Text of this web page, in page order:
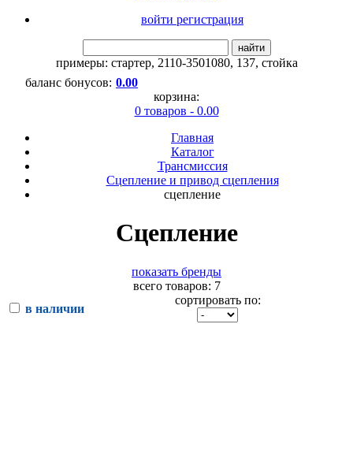
войти регистрация
найти
примеры: стартер, 2110-3501080, 137, стойка
баланс бонусов: 0.00
корзина:
0 товаров - 0.00
Главная
Каталог
Трансмиссия
Сцепление и привод сцепления
сцепление
Сцепление
показать бренды
всего товаров: 7
в наличии
сортировать по: